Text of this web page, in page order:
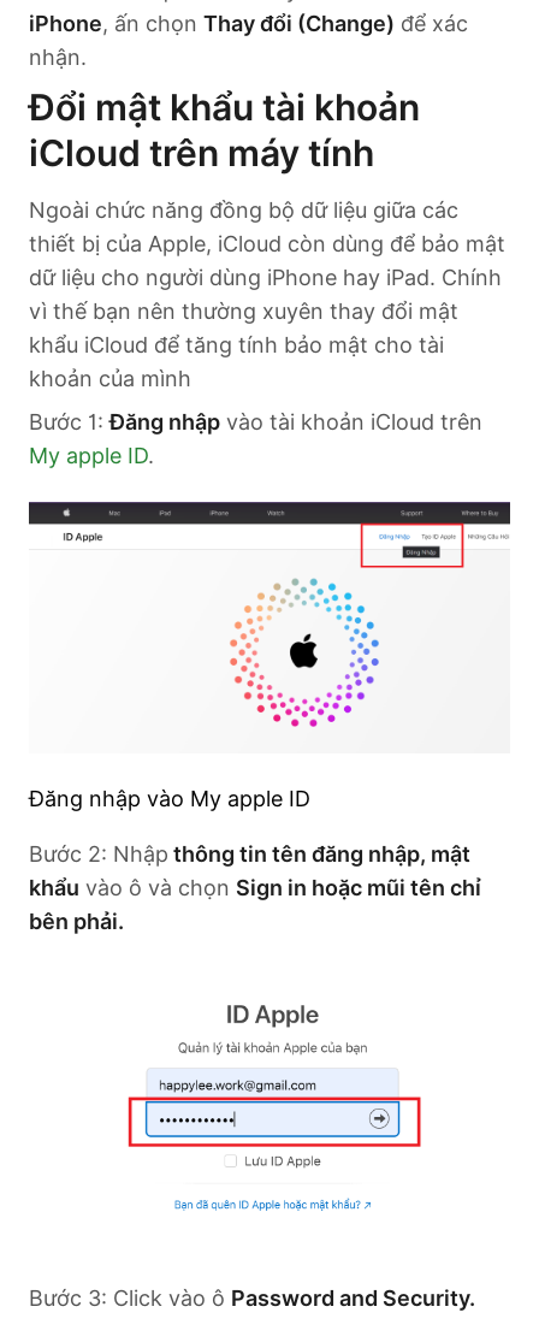
iPhone, ấn chọn Thay đổi (Change) để xác
nhận.
Đổi mật khẩu tài khoản
iCloud trên máy tính
Ngoài chức năng đồng bộ dữ liệu giữa các
thiết bị của Apple, iCloud còn dùng để bảo mật
dữ liệu cho người dùng iPhone hay iPad. Chính
vì thế bạn nên thường xuyên thay đổi mật
khẩu iCloud để tăng tính bảo mật cho tài
khoản của mình
Bước 1:Đăng nhập vào tài khoản iCloud trên
My apple ID.
Đăng nhập vào My apple ID
Bước 2: Nhập thông tin tên đăng nhập, mật
khẩu vào ô và chọn Sign in hoặc mũi tên chỉ
bên phải.
Bước 3: Click vào ô Password and Security.